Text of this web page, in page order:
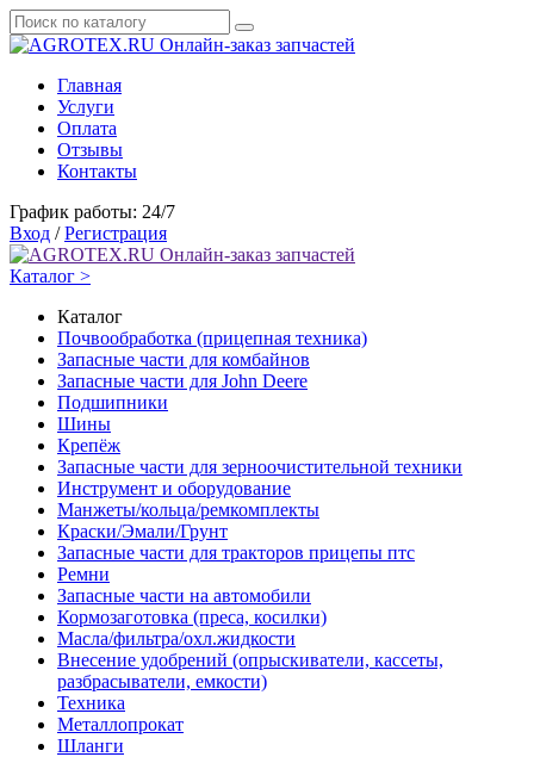
Онлайн-заказ запчастей
Главная
Услуги
Оплата
Отзывы
Контакты
График работы: 24/7
Вход / Регистрация
Онлайн-заказ запчастей
Каталог >
Каталог
Почвообработка (прицепная техника)
Запасные части для комбайнов
Запасные части для John Deere
Подшипники
Шины
Крепёж
Запасные части для зерноочистительной техники
Инструмент и оборудование
Манжеты/кольца/ремкомплекты
Краски/Эмали/Грунт
Запасные части для тракторов прицепы птс
Ремни
Запасные части на автомобили
Кормозаготовка (преса, косилки)
Масла/фильтра/охл.жидкости
Внесение удобрений (опрыскиватели, кассеты,
разбрасыватели, емкости)
Техника
Металлопрокат
Шланги